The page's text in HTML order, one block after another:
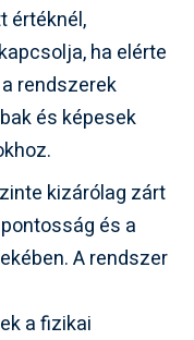
értéknél,
ha elérte
rendszerek
és képesek
kizárólag zárt
és a
A rendszer
a fizikai